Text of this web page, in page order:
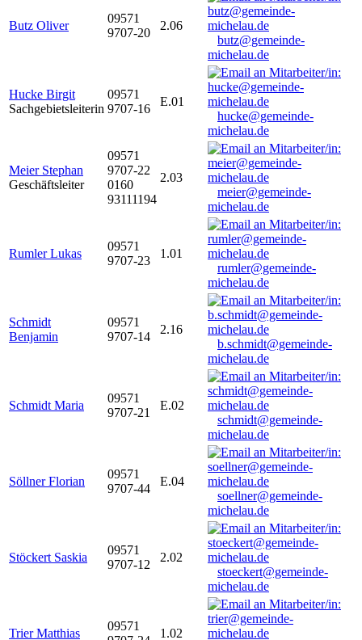
Butz Oliver
09571
9707-20
2.06
butz@gemeinde-
michelau.de
Hucke Birgit
Sachgebietsleiterin
09571
9707-16
E.01
hucke@gemeinde-
michelau.de
Meier Stephan
Geschäftsleiter
09571
9707-22
0160
93111194
2.03
meier@gemeinde-
michelau.de
Rumler Lukas
09571
9707-23
1.01
rumler@gemeinde-
michelau.de
Schmidt
Benjamin
09571
9707-14
2.16
b.schmidt@gemeinde-
michelau.de
Schmidt Maria
09571
9707-21
E.02
schmidt@gemeinde-
michelau.de
Söllner Florian
09571
9707-44
E.04
soellner@gemeinde-
michelau.de
Stöckert Saskia
09571
9707-12
2.02
stoeckert@gemeinde-
michelau.de
Trier Matthias
09571
1.02